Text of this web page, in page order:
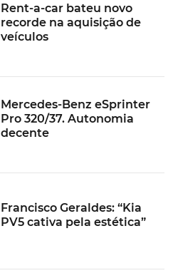
Rent-a-car bateu novo
recorde na aquisição de
veículos
Mercedes-Benz eSprinter
Pro 320/37. Autonomia
decente
Francisco Geraldes: “Kia
PV5 cativa pela estética”